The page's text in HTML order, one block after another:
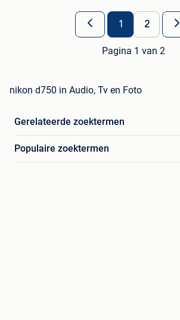
1 2
Pagina 1 van 2
nikon d750 in Audio, Tv en Foto
Gerelateerde zoektermen
Populaire zoektermen